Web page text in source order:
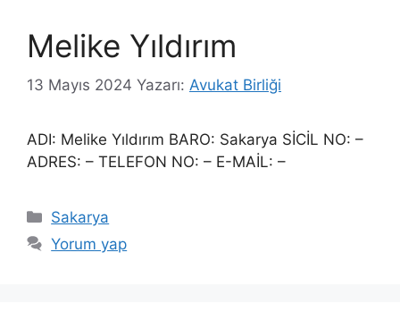
Melike Yıldırım
13 Mayıs 2024 Yazarı: Avukat Birliği
ADI: Melike Yıldırım BARO: Sakarya SİCİL NO: –
ADRES: – TELEFON NO: – E-MAİL: –
Kategoriler
Sakarya
Yorum yap